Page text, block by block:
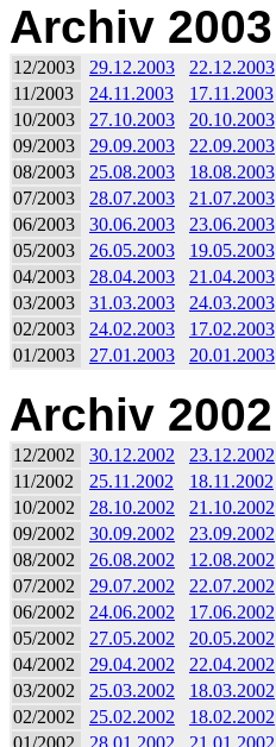
Archiv 2003
12/2003 29.12.2003 22.12.2003
11/2003
24.11.2003 17.11.2003
10/2003
27.10.2003 20.10.2003
09/2003
29.09.2003 22.09.2003
08/2003
25.08.2003 18.08.2003
07/2003
28.07.2003 21.07.2003
06/2003
30.06.2003 23.06.2003
05/2003
26.05.2003 19.05.2003
04/2003
28.04.2003 21.04.2003
03/2003
31.03.2003 24.03.2003
02/2003
24.02.2003 17.02.2003
01/2003
27.01.2003 20.01.2003
Archiv 2002
12/2002 30.12.2002 23.12.2002
11/2002
25.11.2002 18.11.2002
10/2002
28.10.2002 21.10.2002
09/2002
30.09.2002 23.09.2002
08/2002
26.08.2002 12.08.2002
07/2002
29.07.2002 22.07.2002
06/2002
24.06.2002 17.06.2002
05/2002
27.05.2002 20.05.2002
04/2002
29.04.2002 22.04.2002
03/2002
25.03.2002 18.03.2002
02/2002
25.02.2002 18.02.2002
01/2002
28.01.2002 21.01.2002